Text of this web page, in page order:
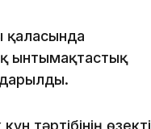
қаласында
ынтымақтастық